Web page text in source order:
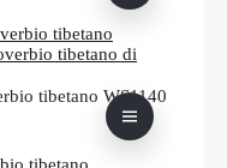
tibetano WS1140